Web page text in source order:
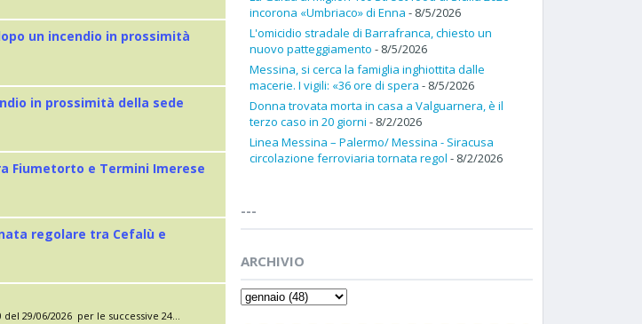
un incendio in prossimità
in prossimità della sede
Fiumetorto e Termini Imerese
regolare tra Cefalù e
29/06/2026 per le successive 24...
incorona «Umbriaco» di Enna - 8/5/2026
L'omicidio stradale di Barrafranca, chiesto un
nuovo patteggiamento - 8/5/2026
Messina, si cerca la famiglia inghiottita dalle
macerie. I vigili: «36 ore di spera - 8/5/2026
Donna trovata morta in casa a Valguarnera, è il
terzo caso in 20 giorni - 8/2/2026
Linea Messina – Palermo/ Messina - Siracusa
circolazione ferroviaria tornata regol - 8/2/2026
---
ARCHIVIO